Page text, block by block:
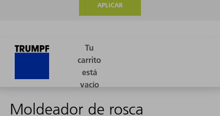
APLICAR
Moldeador de rosca